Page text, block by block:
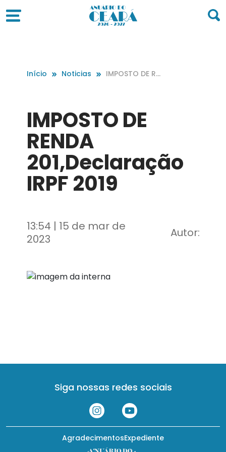
Início Noticias
IMPOSTO DE RE
IMPOSTO DE
RENDA
201,Declaração
IRPF 2019
13:54 | 15 de mar de
2023
Autor:
Siga nossas redes sociais
Expediente
Agradecimentos